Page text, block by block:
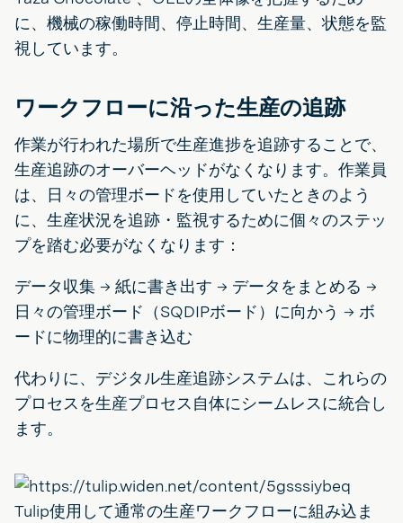
に、機械の稼働時間、停止時間、生産量、状態を監
視しています。
ワークフローに沿った生産の追跡
作業が行われた場所で生産進捗を追跡することで、
生産追跡のオーバーヘッドがなくなります。作業員
は、日々の管理ボードを使用していたときのよう
に、生産状況を追跡・監視するために個々のステッ
プを踏む必要がなくなります：
データ収集 → 紙に書き出す → データをまとめる →
日々の管理ボード（SQDIPボード）に向かう → ボ
ードに物理的に書き込む
代わりに、デジタル生産追跡システムは、これらの
プロセスを生産プロセス自体にシームレスに統合し
ます。
Tulip使用して通常の生産ワークフローに組み込ま